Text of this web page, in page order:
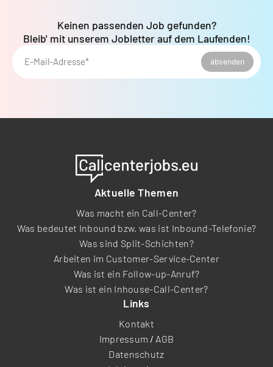
E-Mail-Adresse* absenden
Keinen passenden Job gefunden?
Bleib' mit unserem Jobletter auf dem Laufenden!
Aktuelle Themen
Was macht ein Call-Center?
Was bedeutet Inbound bzw. was ist Inbound-Telefonie?
Was sind Split-Schichten?
Arbeiten im Customer-Service-Center
Was ist ein Follow-up-Anruf?
Was ist ein Inhouse-Call-Center?
Links
Kontakt
Impressum / AGB
Datenschutz